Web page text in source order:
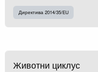
Директива 2014/35/EU
Животни циклус